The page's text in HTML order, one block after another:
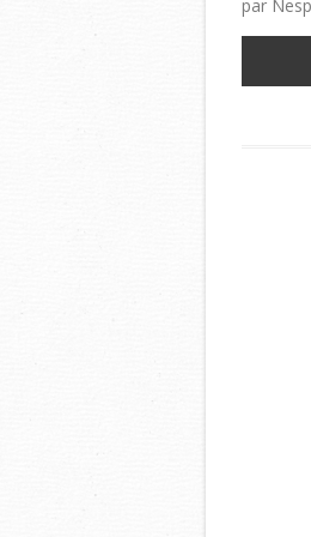
par